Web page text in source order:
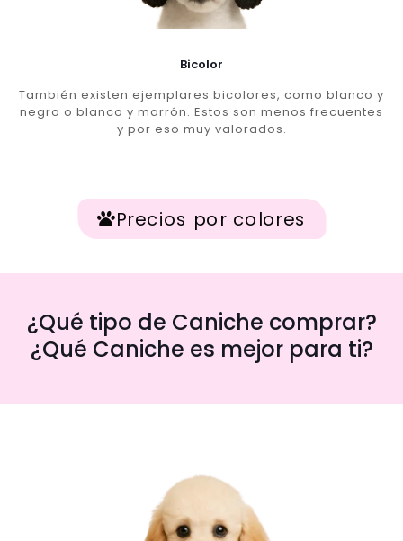
Bicolor
También existen ejemplares bicolores, como blanco y
negro o blanco y marrón. Estos son menos frecuentes
y por eso muy valorados.
Precios por colores
¿Qué tipo de Caniche comprar?
¿Qué Caniche es mejor para ti?